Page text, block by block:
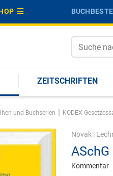
ZEITSCHRIFTEN
und Buchserien | KODEX
Novak|
Kommentar